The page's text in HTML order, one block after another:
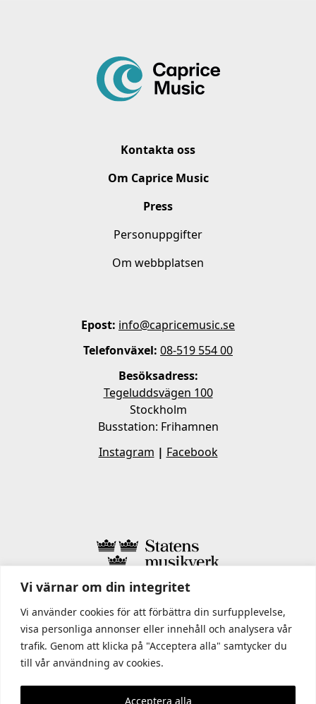
Vi värnar om din integritet
Vi använder cookies för att förbättra din surfupplevelse,
visa personliga annonser eller innehåll och analysera vår
trafik. Genom att klicka på "Acceptera alla" samtycker du
till vår användning av cookies.
Acceptera alla
Kontakta oss
Om Caprice Music
Press
Personuppgifter
Om webbplatsen
Epost: info@capricemusic.se
Telefonväxel: 08-519 554 00
Besöksadress:
Tegeluddsvägen 100
Stockholm
Busstation: Frihamnen
Instagram | Facebook
I STATENS MUSIKVERK INGÅR